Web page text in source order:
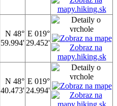
N 48°
59.994'
E 019°
29.452'
N 48°
40.473'
E 019°
24.994'